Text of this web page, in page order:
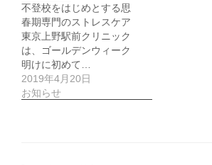
不登校をはじめとする思
春期専門のストレスケア
東京上野駅前クリニック
は、ゴールデンウィーク
明けに初めて…
2019年4月20日
お知らせ